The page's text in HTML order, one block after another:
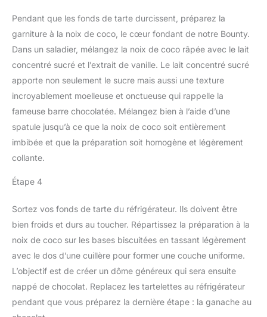
Pendant que les fonds de tarte durcissent, préparez la
garniture à la noix de coco, le cœur fondant de notre Bounty.
Dans un saladier, mélangez la noix de coco râpée avec le lait
concentré sucré et l’extrait de vanille. Le lait concentré sucré
apporte non seulement le sucre mais aussi une texture
incroyablement moelleuse et onctueuse qui rappelle la
fameuse barre chocolatée. Mélangez bien à l’aide d’une
spatule jusqu’à ce que la noix de coco soit entièrement
imbibée et que la préparation soit homogène et légèrement
collante.
Étape 4
Sortez vos fonds de tarte du réfrigérateur. Ils doivent être
bien froids et durs au toucher. Répartissez la préparation à la
noix de coco sur les bases biscuitées en tassant légèrement
avec le dos d’une cuillère pour former une couche uniforme.
L’objectif est de créer un dôme généreux qui sera ensuite
nappé de chocolat. Replacez les tartelettes au réfrigérateur
pendant que vous préparez la dernière étape : la ganache au